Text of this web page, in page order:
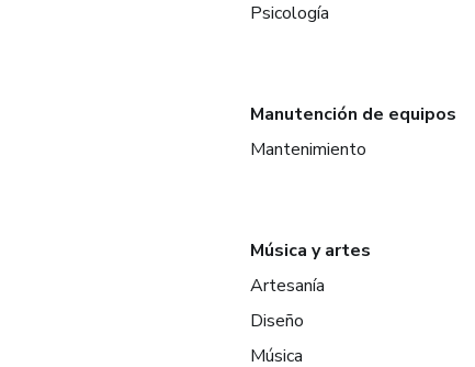
Psicología
Manutención de equipos
Mantenimiento
Música y artes
Artesanía
Diseño
Música